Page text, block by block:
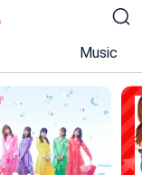
Music